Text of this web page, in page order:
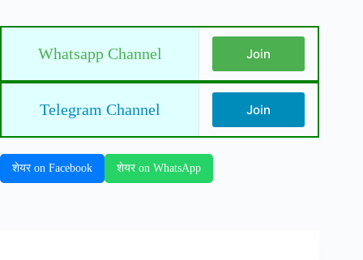
Whatsapp Channel Join
Telegram Channel Join
शेयर on Facebook शेयर on WhatsApp